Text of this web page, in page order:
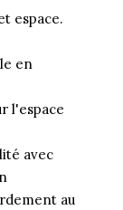
espace.
en
l'espace
avec
au